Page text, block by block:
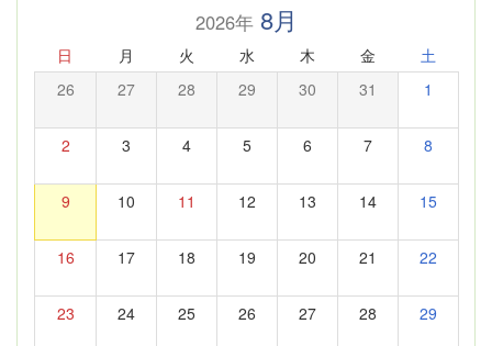
2026年8月
日 月 火 水 木 金 土
26 27 28 29 30 31 1
2 3 4 5 6 7 8
9 10 11 12 13 14 15
16 17 18 19 20 21 22
23 24 25 26 27 28 29